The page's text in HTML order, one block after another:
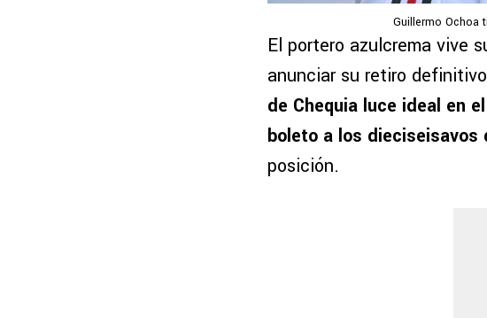
Guillermo Ochoa
El portero azulcrema vive
anunciar su retiro
de Chequia luce ideal en
boleto a los
posición.